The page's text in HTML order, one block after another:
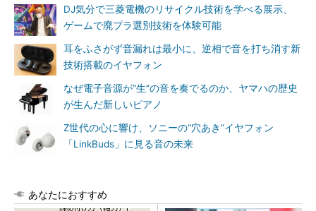
DJ気分で三菱電機のリサイクル技術を学べる展示、
ゲームで廃プラ選別技術を体験可能
耳をふさがず音漏れは最小に、逆相で音を打ち消す新
技術搭載のイヤフォン
なぜ電子音源が“生”の音を奏でるのか、ヤマハの歴史
が生んだ新しいピアノ
Z世代の心に響け、ソニーの“穴あき”イヤフォン
「LinkBuds」に見る音の未来
あなたにおすすめ